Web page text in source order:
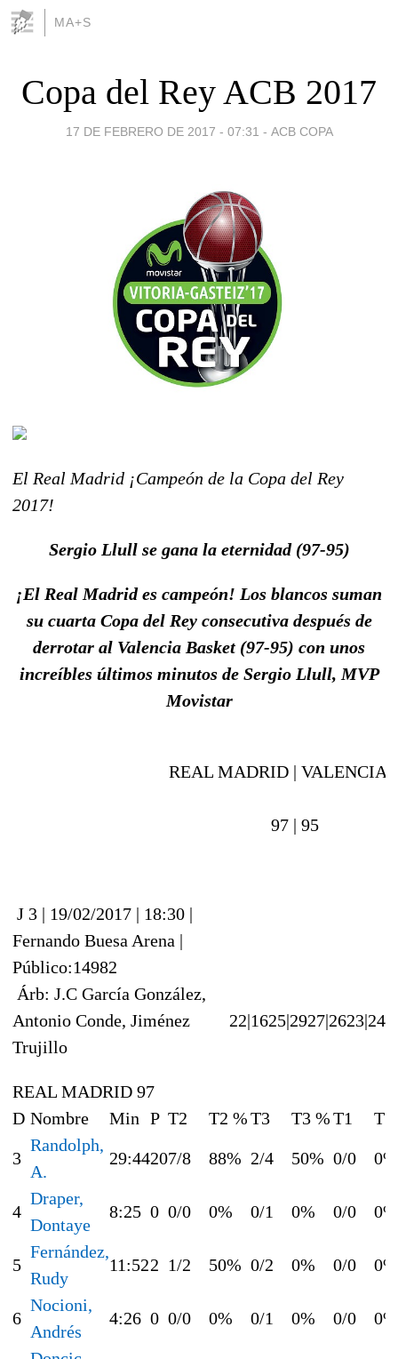
MA+S
Copa del Rey ACB 2017
17 DE FEBRERO DE 2017 - 07:31 - ACB COPA
El Real Madrid ¡Campeón de la Copa del Rey
2017!
Sergio Llull se gana la eternidad (97-95)
¡El Real Madrid es campeón! Los blancos suman
su cuarta Copa del Rey consecutiva después de
derrotar al Valencia Basket (97-95) con unos
increíbles últimos minutos de Sergio Llull, MVP
Movistar
REAL MADRID | VALENCIA
97 | 95
J 3 | 19/02/2017 | 18:30 |
Fernando Buesa Arena |
Público:14982
Árb: J.C García González,
Antonio Conde, Jiménez
Trujillo
22|1625|2927|2623|24
REAL MADRID 97
D Nombre Min P T2 T2 %T3 T3 %T1 T1
3
Randolph,
A.
29:44207/8 88% 2/4 50% 0/0 0%
4
Draper,
Dontaye
8:25 0 0/0 0% 0/1 0% 0/0 0%
5
Fernández,
Rudy
11:522 1/2 50% 0/2 0% 0/0 0%
6
Nocioni,
Andrés
4:26 0 0/0 0% 0/1 0% 0/0 0%